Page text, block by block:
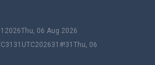
06 Aug 2026
06